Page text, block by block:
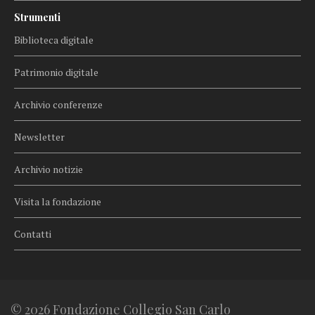
Strumenti
Biblioteca digitale
Patrimonio digitale
Archivio conferenze
Newsletter
Archivio notizie
Visita la fondazione
Contatti
© 2026 Fondazione Collegio San Carlo